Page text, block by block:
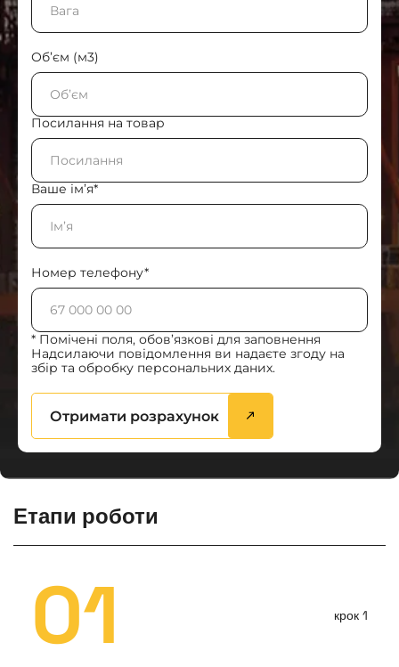
Об’єм (м3)
Посилання на товар
Ваше ім’я*
Номер телефону*
* Помічені поля, обов’язкові для заповнення
Надсилаючи повідомлення ви надаєте згоду на
збір та обробку персональних даних.
Отримати розрахунок
Етапи роботи
01 крок 1